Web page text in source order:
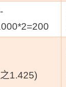
1.425)